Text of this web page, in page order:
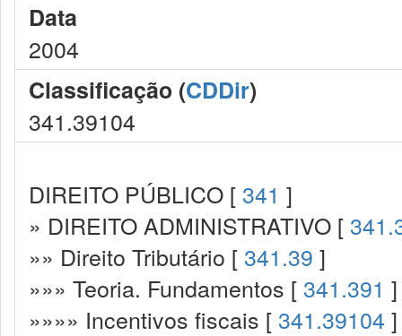
Data
2004
Classificação (CDDir)
341.39104
DIREITO PÚBLICO [ 341 ]
» DIREITO ADMINISTRATIVO [
»» Direito Tributário [ 341.39 ]
»»» Teoria. Fundamentos [ 341.391 ]
»»»» Incentivos fiscais [ 341.39104 ]